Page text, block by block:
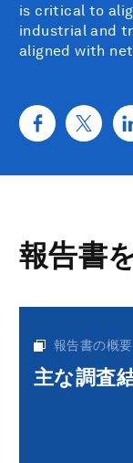
is critical to
industrial and
aligned with
報告書
報告書の概要
主な調査